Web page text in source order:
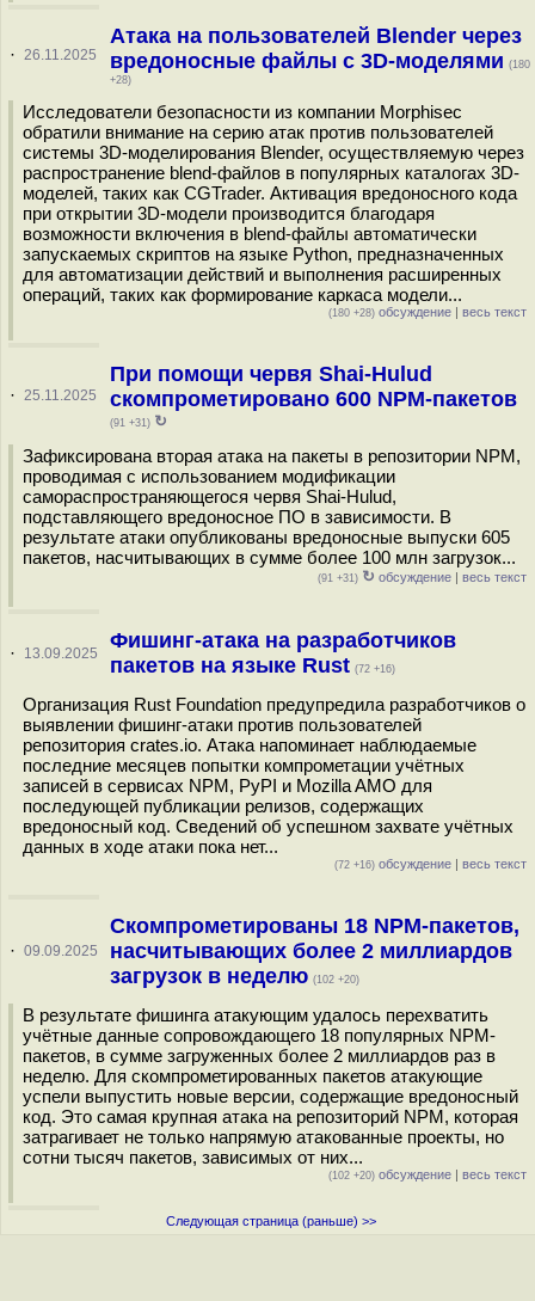
· 26.11.2025
Атака на пользователей Blender через
вредоносные файлы с 3D-моделями (180
+28)
Исследователи безопасности из компании Morphisec
обратили внимание на серию атак против пользователей
системы 3D-моделирования Blender, осуществляемую через
распространение blend-файлов в популярных каталогах 3D-
моделей, таких как CGTrader. Активация вредоносного кода
при открытии 3D-модели производится благодаря
возможности включения в blend-файлы автоматически
запускаемых скриптов на языке Python, предназначенных
для автоматизации действий и выполнения расширенных
операций, таких как формирование каркаса модели...
(180 +28) обсуждение | весь текст
· 25.11.2025
При помощи червя Shai-Hulud
скомпрометировано 600 NPM-пакетов
(91 +31) ↻
Зафиксирована вторая атака на пакеты в репозитории NPM,
проводимая с использованием модификации
самораспространяющегося червя Shai-Hulud,
подставляющего вредоносное ПО в зависимости. В
результате атаки опубликованы вредоносные выпуски 605
пакетов, насчитывающих в сумме более 100 млн загрузок...
(91 +31) ↻ обсуждение | весь текст
· 13.09.2025
Фишинг-атака на разработчиков
пакетов на языке Rust (72 +16)
Организация Rust Foundation предупредила разработчиков о
выявлении фишинг-атаки против пользователей
репозитория crates.io. Атака напоминает наблюдаемые
последние месяцев попытки компрометации учётных
записей в сервисах NPM, PyPI и Mozilla AMO для
последующей публикации релизов, содержащих
вредоносный код. Сведений об успешном захвате учётных
данных в ходе атаки пока нет...
(72 +16) обсуждение | весь текст
· 09.09.2025
Скомпрометированы 18 NPM-пакетов,
насчитывающих более 2 миллиардов
загрузок в неделю (102 +20)
В результате фишинга атакующим удалось перехватить
учётные данные сопровождающего 18 популярных NPM-
пакетов, в сумме загруженных более 2 миллиардов раз в
неделю. Для скомпрометированных пакетов атакующие
успели выпустить новые версии, содержащие вредоносный
код. Это самая крупная атака на репозиторий NPM, которая
затрагивает не только напрямую атакованные проекты, но
сотни тысяч пакетов, зависимых от них...
(102 +20) обсуждение | весь текст
Следующая страница (раньше) >>